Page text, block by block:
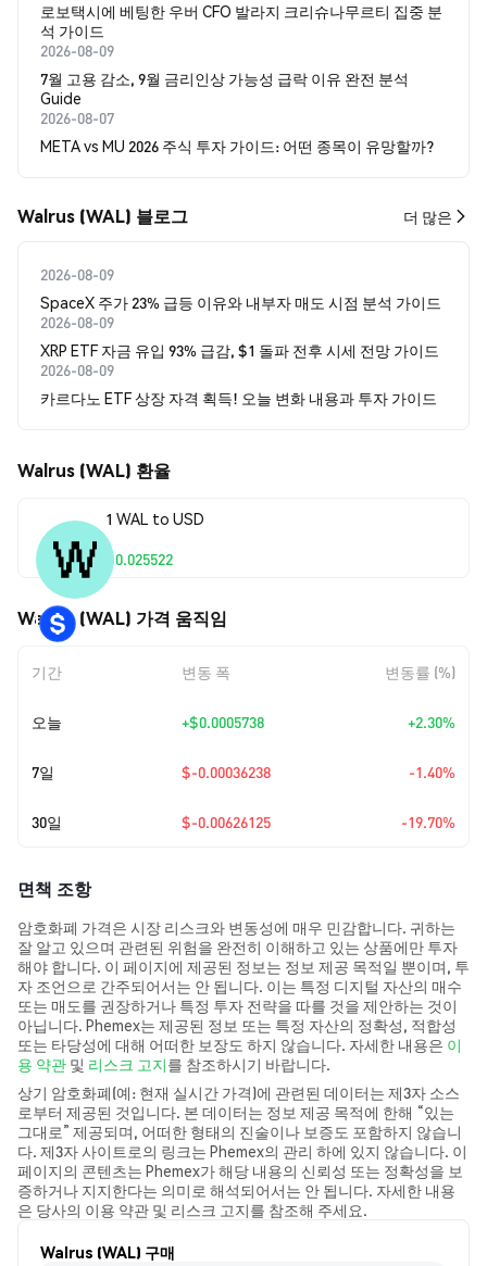
로보택시에 베팅한 우버 CFO 발라지 크리슈나무르티 집중 분
석 가이드
2026-08-09
7월 고용 감소, 9월 금리인상 가능성 급락 이유 완전 분석
Guide
2026-08-07
META vs MU 2026 주식 투자 가이드: 어떤 종목이 유망할까?
Walrus (WAL) 블로그 더 많은
2026-08-09
SpaceX 주가 23% 급등 이유와 내부자 매도 시점 분석 가이드
2026-08-09
XRP ETF 자금 유입 93% 급감, $1 돌파 전후 시세 전망 가이드
2026-08-09
카르다노 ETF 상장 자격 획득! 오늘 변화 내용과 투자 가이드
Walrus (WAL) 환율
1 WAL to USD
$0.025522
Walrus (WAL) 가격 움직임
기간 변동 폭 변동률 (%)
오늘 +$0.0005738 +2.30%
7일 $-0.00036238 -1.40%
30일 $-0.00626125 -19.70%
면책 조항
암호화폐 가격은 시장 리스크와 변동성에 매우 민감합니다. 귀하는
잘 알고 있으며 관련된 위험을 완전히 이해하고 있는 상품에만 투자
해야 합니다. 이 페이지에 제공된 정보는 정보 제공 목적일 뿐이며, 투
자 조언으로 간주되어서는 안 됩니다. 이는 특정 디지털 자산의 매수
또는 매도를 권장하거나 특정 투자 전략을 따를 것을 제안하는 것이
아닙니다. Phemex는 제공된 정보 또는 특정 자산의 정확성, 적합성
또는 타당성에 대해 어떠한 보장도 하지 않습니다. 자세한 내용은 이
용 약관 및 리스크 고지를 참조하시기 바랍니다.
상기 암호화폐(예: 현재 실시간 가격)에 관련된 데이터는 제3자 소스
로부터 제공된 것입니다. 본 데이터는 정보 제공 목적에 한해 “있는
그대로” 제공되며, 어떠한 형태의 진술이나 보증도 포함하지 않습니
다. 제3자 사이트로의 링크는 Phemex의 관리 하에 있지 않습니다. 이
페이지의 콘텐츠는 Phemex가 해당 내용의 신뢰성 또는 정확성을 보
증하거나 지지한다는 의미로 해석되어서는 안 됩니다. 자세한 내용
은 당사의 이용 약관 및 리스크 고지를 참조해 주세요.
Walrus (WAL) 구매